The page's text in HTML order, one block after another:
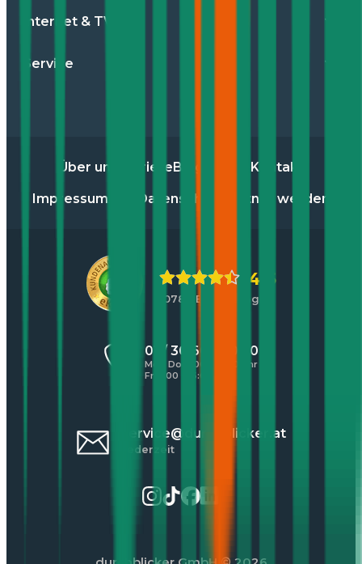
Internet & TV
Service
Über uns KarriereBlog Kontakt
Impressum Datenschutz Partner werden
4,5
10784 Bewertungen
01 / 30 60 900 20
Mo - Do 8:00 - 17:00 Uhr
Fr 8:00 - 16:00 Uhr
service@durchblicker.at
Jederzeit